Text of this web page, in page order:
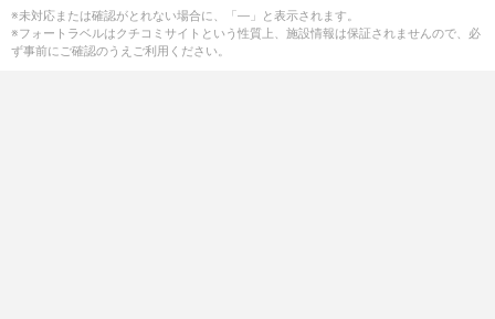
※未対応または確認がとれない場合に、「―」と表示されます。
※フォートラベルはクチコミサイトという性質上、施設情報は保証されませんので、必
ず事前にご確認のうえご利用ください。